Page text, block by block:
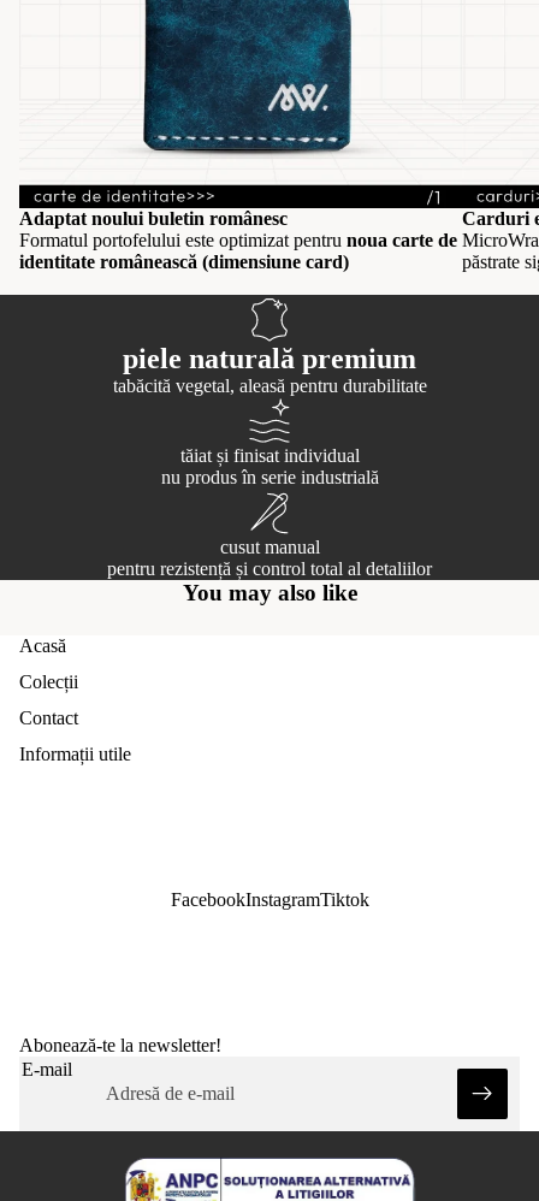
Adaptat noului buletin românesc
Formatul portofelului este optimizat pentru noua carte de
identitate românească (dimensiune card)
Carduri
păstrate
piele naturală premium
tabăcită vegetal, aleasă pentru durabilitate
tăiat și finisat individual
nu produs în serie industrială
cusut manual
pentru rezistență și control total al detaliilor
You may also like
Acasă
Colecții
Contact
Informații utile
FacebookInstagramTiktok
Abonează-te la newsletter!
E-mail